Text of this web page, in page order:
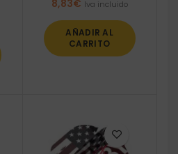
8,83€ Iva incluido
AÑADIR AL
CARRITO